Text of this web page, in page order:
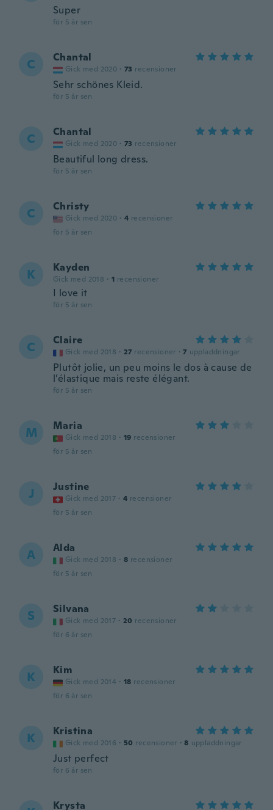
Super
för 5 år sen
C Chantal
Gick med 2020 · 73 recensioner
Sehr schönes Kleid.
för 5 år sen
C Chantal
Gick med 2020 · 73 recensioner
Beautiful long dress.
för 5 år sen
C Christy
Gick med 2020 · 4 recensioner
för 5 år sen
K Kayden
Gick med 2018 · 1 recensioner
I love it
för 5 år sen
C Claire
Gick med 2018 · 27 recensioner · 7 uppladdningar
Plutôt jolie, un peu moins le dos à cause de
l’élastique mais reste élégant.
för 5 år sen
M Maria
Gick med 2018 · 19 recensioner
för 5 år sen
J Justine
Gick med 2017 · 4 recensioner
för 5 år sen
A Alda
Gick med 2018 · 8 recensioner
för 5 år sen
S Silvana
Gick med 2017 · 20 recensioner
för 6 år sen
K Kim
Gick med 2014 · 18 recensioner
för 6 år sen
K Kristina
Gick med 2016 · 50 recensioner · 8 uppladdningar
Just perfect
för 6 år sen
Krysta